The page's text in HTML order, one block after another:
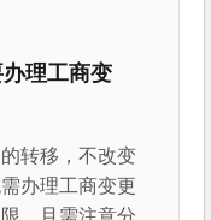
理工商变
转移，不改变
办理工商变更
，且需注意分